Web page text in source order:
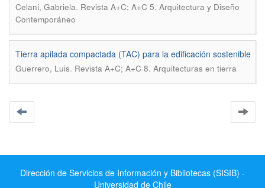
Celani, Gabriela. Revista A+C; A+C 5. Arquitectura y Diseño
Contemporáneo
Tierra apilada compactada (TAC) para la edificación sostenible
Guerrero, Luis. Revista A+C; A+C 8. Arquitecturas en tierra
Dirección de Servicios de Información y Bibliotecas (SISIB) -
Universidad de Chile